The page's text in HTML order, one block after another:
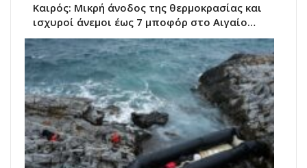
Καιρός: Μικρή άνοδος της θερμοκρασίας και
ισχυροί άνεμοι έως 7 μποφόρ στο Αιγαίο…